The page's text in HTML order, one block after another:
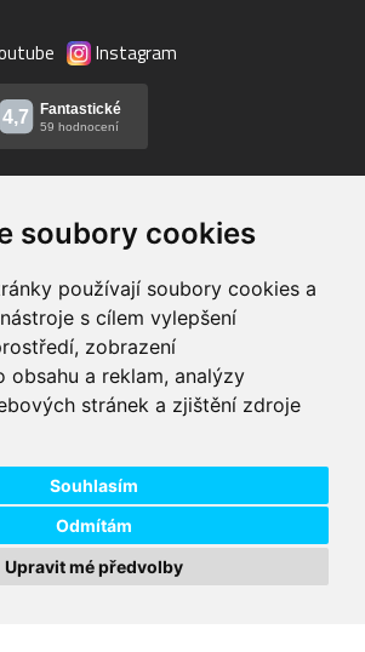
soubory cookies
používají soubory cookies a
s cílem vylepšení
zobrazení
obsahu a reklam, analýzy
stránek a zjištění zdroje
Souhlasím
Odmítám
Upravit mé předvolby
Instagram
Testovací trať
možnost vyzkoušet si
elektrokola
nad 1600 zboží skladem při
PNEU s.r.o. Všechna práva vyhrazena. bb9